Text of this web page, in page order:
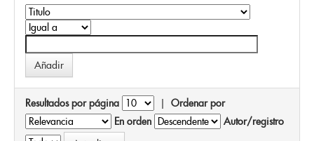
Resultados por página | Ordenar por
En orden
Autor/registro